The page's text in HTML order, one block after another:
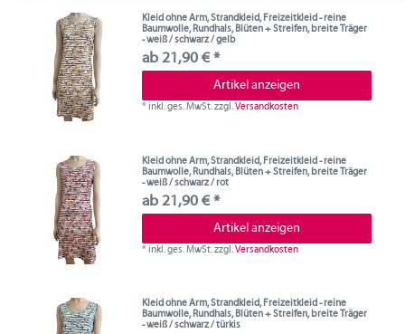
Kleid ohne Arm, Strandkleid, Freizeitkleid - reine
Baumwolle, Rundhals, Blüten + Streifen, breite Träger
- weiß / schwarz / gelb
ab 21,90 € *
Artikel anzeigen
*inkl. ges. MwSt.zzgl.Versandkosten
Kleid ohne Arm, Strandkleid, Freizeitkleid - reine
Baumwolle, Rundhals, Blüten + Streifen, breite Träger
- weiß / schwarz / rot
ab 21,90 € *
Artikel anzeigen
*inkl. ges. MwSt.zzgl.Versandkosten
Kleid ohne Arm, Strandkleid, Freizeitkleid - reine
Baumwolle, Rundhals, Blüten + Streifen, breite Träger
- weiß / schwarz / türkis